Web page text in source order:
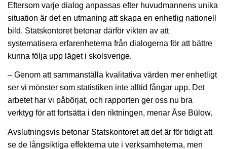
Eftersom varje dialog anpassas efter huvudmannens unika
situation är det en utmaning att skapa en enhetlig nationell
bild. Statskontoret betonar därför vikten av att
systematisera erfarenheterna från dialogerna för att bättre
kunna följa upp läget i skolsverige.
– Genom att sammanställa kvalitativa värden mer enhetligt
ser vi mönster som statistiken inte alltid fångar upp. Det
arbetet har vi påbörjat, och rapporten ger oss nu bra
verktyg för att fortsätta i den riktningen, menar Åse Bülow.
Avslutningsvis betonar Statskontoret att det är för tidigt att
se de långsiktiga effekterna ute i verksamheterna, men